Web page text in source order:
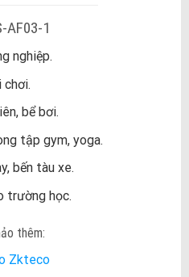
AF03-1
nghiệp.
chơi.
bể bơi.
tập gym, yoga.
bến tàu xe.
trường học.
thêm:
Zkteco